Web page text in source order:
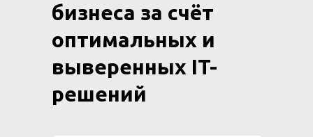
бизнеса за счёт
оптимальных и
выверенных IT-
решений